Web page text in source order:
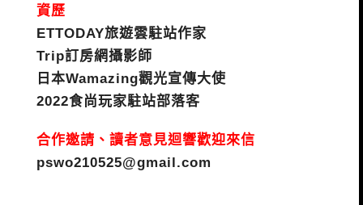
資歷
ETTODAY旅遊雲駐站作家
Trip訂房網攝影師
日本Wamazing觀光宣傳大使
2022食尚玩家駐站部落客
合作邀請、讀者意見迴響歡迎來信
pswo210525@gmail.com